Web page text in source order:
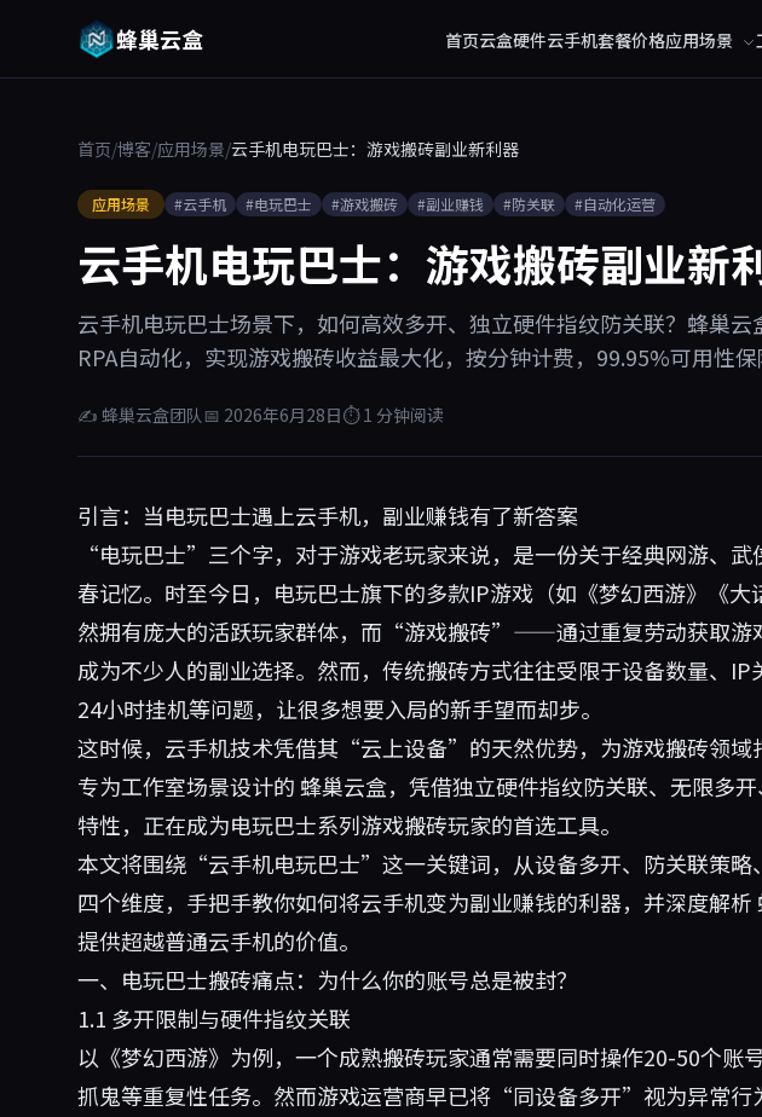
蜂巢云盒 首页云盒硬件云手机套餐价格应用场景
首页/博客/应用场景/云手机电玩巴士：游戏搬砖副业新利器
应用场景 #云手机 #电玩巴士 #游戏搬砖 #副业赚钱 #防关联 #自动化运营
云手机电玩巴士：游戏搬砖副业新
云手机电玩巴士场景下，如何高效多开、独立硬件指纹防关联？蜂巢云
RPA自动化，实现游戏搬砖收益最大化，按分钟计费，99.95%可用性保
✍ 蜂巢云盒团队📅 2026年6月28日⏱ 1 分钟阅读
引言：当电玩巴士遇上云手机，副业赚钱有了新答案
“电玩巴士”三个字，对于游戏老玩家来说，是一份关于经典网游、武
春记忆。时至今日，电玩巴士旗下的多款IP游戏（如《梦幻西游》《大
然拥有庞大的活跃玩家群体，而“游戏搬砖”——通过重复劳动获取
成为不少人的副业选择。然而，传统搬砖方式往往受限于设备数量、IP
24小时挂机等问题，让很多想要入局的新手望而却步。
这时候，云手机技术凭借其“云上设备”的天然优势，为游戏搬砖领域
专为工作室场景设计的 蜂巢云盒，凭借独立硬件指纹防关联、无限多
特性，正在成为电玩巴士系列游戏搬砖玩家的首选工具。
本文将围绕“云手机电玩巴士”这一关键词，从设备多开、防关联策略
四个维度，手把手教你如何将云手机变为副业赚钱的利器，并深度解析
提供超越普通云手机的价值。
一、电玩巴士搬砖痛点：为什么你的账号总是被封？
1.1 多开限制与硬件指纹关联
以《梦幻西游》为例，一个成熟搬砖玩家通常需要同时操作20-50个账
抓鬼等重复性任务。然而游戏运营商早已将“同设备多开”视为异常行